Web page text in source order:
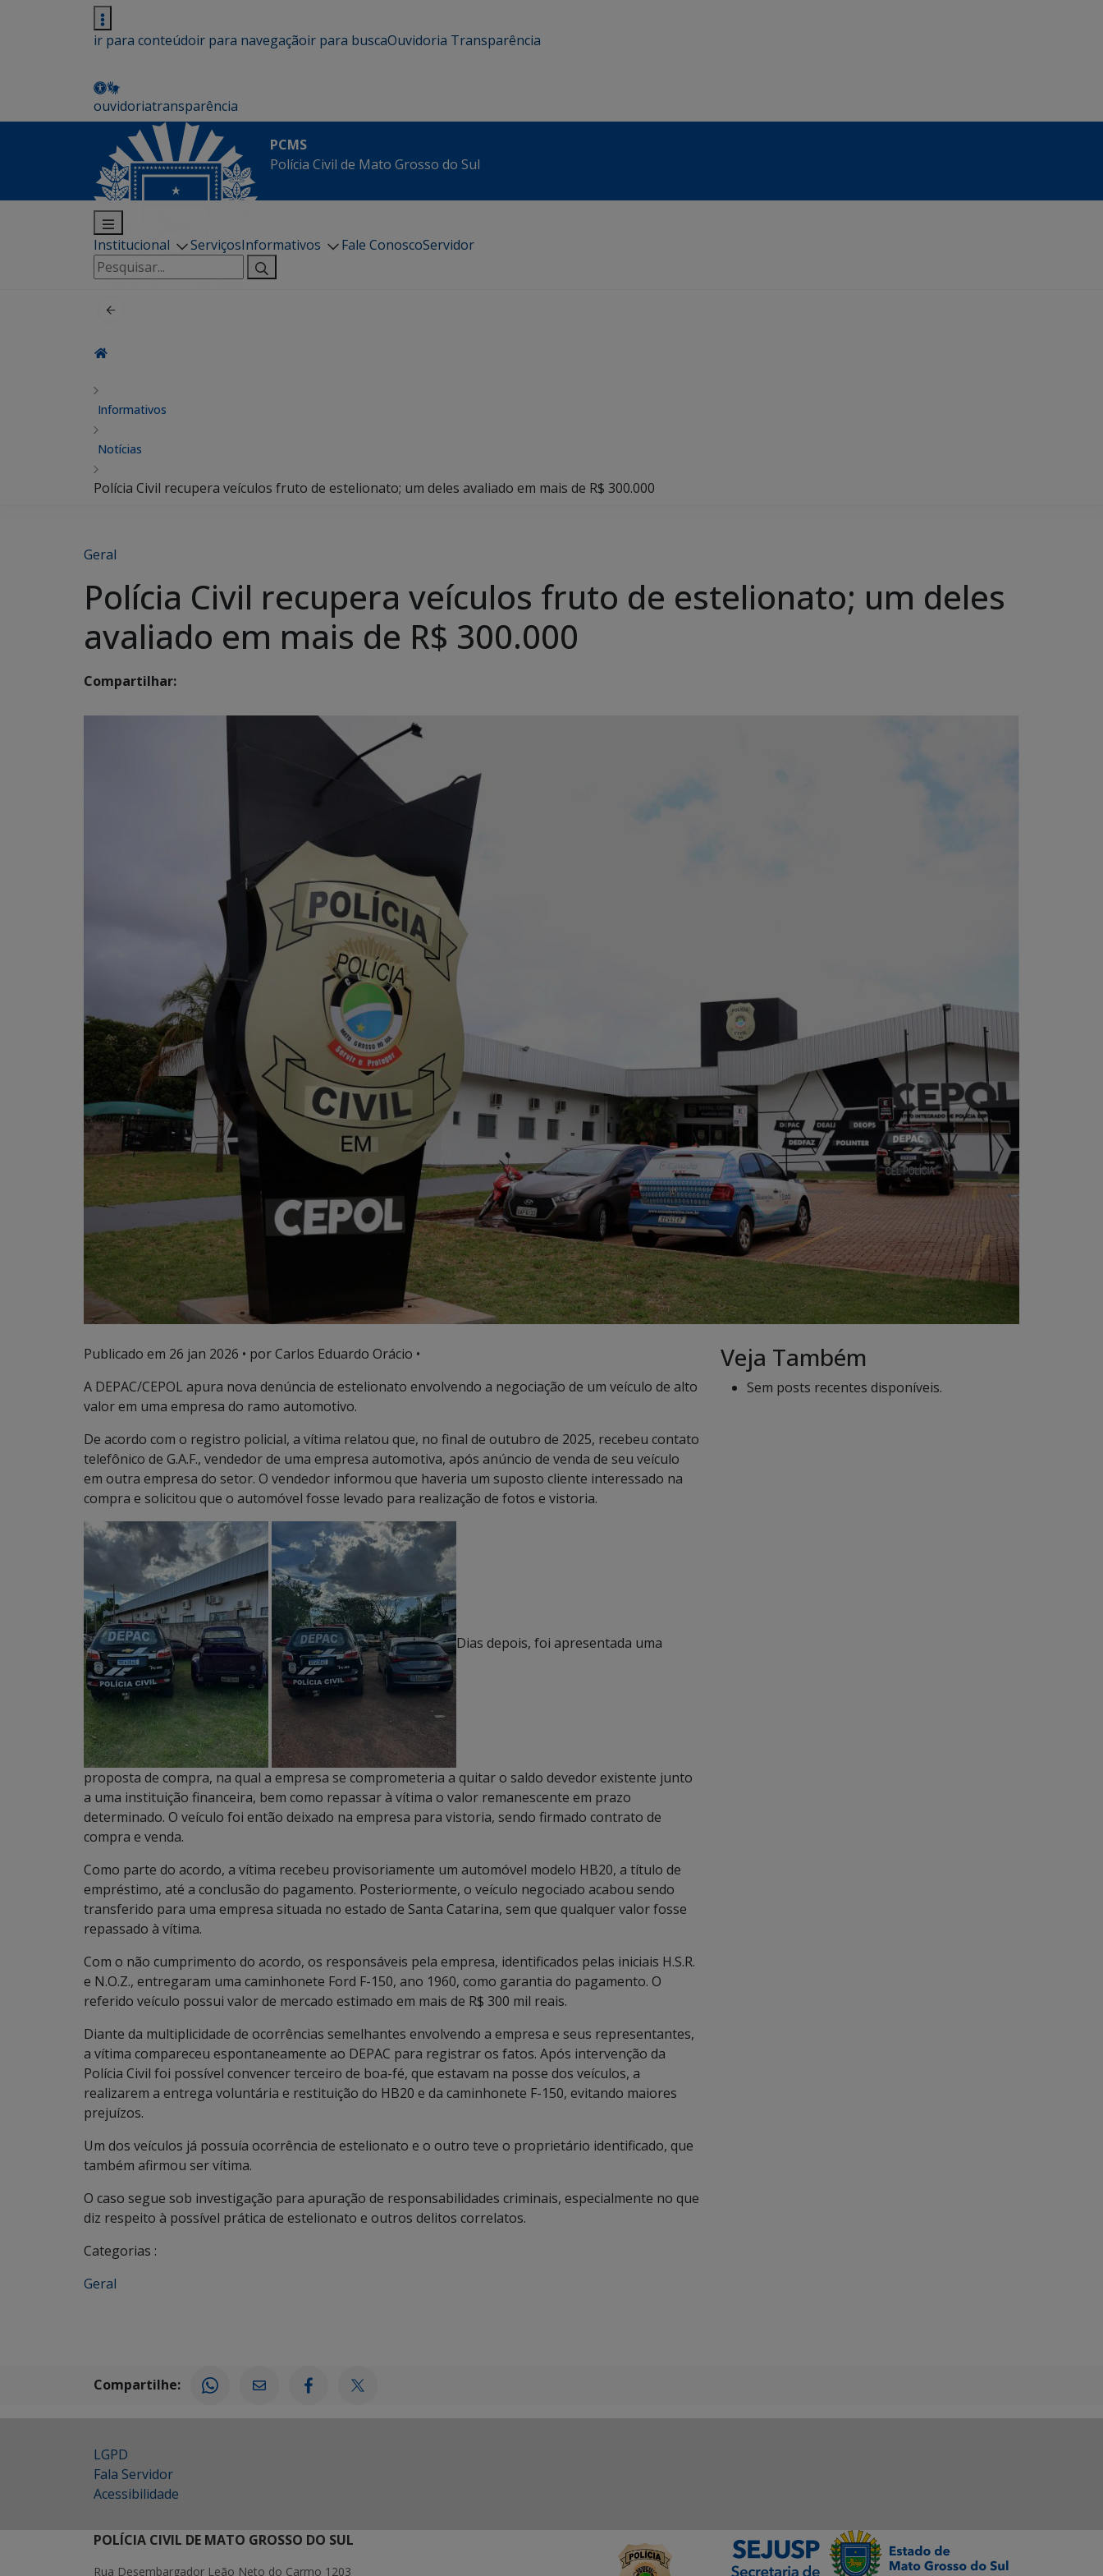
ir para conteúdoir para navegaçãoir para buscaOuvidoria Transparência
ouvidoriatransparência
PCMS
Polícia Civil de Mato Grosso do Sul
Institucional ServiçosInformativos Fale ConoscoServidor
Pesquisar
por:
Informativos
Notícias
Polícia Civil recupera veículos fruto de estelionato; um deles avaliado em mais de R$ 300.000
Geral
Polícia Civil recupera veículos fruto de estelionato; um deles
avaliado em mais de R$ 300.000
Compartilhar:
Publicado em 26 jan 2026 • por Carlos Eduardo Orácio •
A DEPAC/CEPOL apura nova denúncia de estelionato envolvendo a negociação de um veículo de alto
valor em uma empresa do ramo automotivo.
De acordo com o registro policial, a vítima relatou que, no final de outubro de 2025, recebeu contato
telefônico de G.A.F., vendedor de uma empresa automotiva, após anúncio de venda de seu veículo
em outra empresa do setor. O vendedor informou que haveria um suposto cliente interessado na
compra e solicitou que o automóvel fosse levado para realização de fotos e vistoria.
Dias depois, foi apresentada uma
proposta de compra, na qual a empresa se comprometeria a quitar o saldo devedor existente junto
a uma instituição financeira, bem como repassar à vítima o valor remanescente em prazo
determinado. O veículo foi então deixado na empresa para vistoria, sendo firmado contrato de
compra e venda.
Como parte do acordo, a vítima recebeu provisoriamente um automóvel modelo HB20, a título de
empréstimo, até a conclusão do pagamento. Posteriormente, o veículo negociado acabou sendo
transferido para uma empresa situada no estado de Santa Catarina, sem que qualquer valor fosse
repassado à vítima.
Com o não cumprimento do acordo, os responsáveis pela empresa, identificados pelas iniciais H.S.R.
e N.O.Z., entregaram uma caminhonete Ford F-150, ano 1960, como garantia do pagamento. O
referido veículo possui valor de mercado estimado em mais de R$ 300 mil reais.
Diante da multiplicidade de ocorrências semelhantes envolvendo a empresa e seus representantes,
a vítima compareceu espontaneamente ao DEPAC para registrar os fatos. Após intervenção da
Polícia Civil foi possível convencer terceiro de boa-fé, que estavam na posse dos veículos, a
realizarem a entrega voluntária e restituição do HB20 e da caminhonete F-150, evitando maiores
prejuízos.
Um dos veículos já possuía ocorrência de estelionato e o outro teve o proprietário identificado, que
também afirmou ser vítima.
O caso segue sob investigação para apuração de responsabilidades criminais, especialmente no que
diz respeito à possível prática de estelionato e outros delitos correlatos.
Categorias :
Geral
Veja Também
Sem posts recentes disponíveis.
Compartilhe:
LGPD
Fala Servidor
Acessibilidade
POLÍCIA CIVIL DE MATO GROSSO DO SUL
Rua Desembargador Leão Neto do Carmo 1203